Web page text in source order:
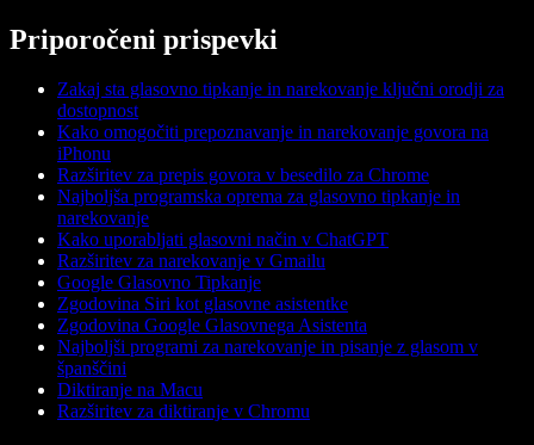
Priporočeni prispevki
Zakaj sta glasovno tipkanje in narekovanje ključni orodji za
dostopnost
Kako omogočiti prepoznavanje in narekovanje govora na
iPhonu
Razširitev za prepis govora v besedilo za Chrome
Najboljša programska oprema za glasovno tipkanje in
narekovanje
Kako uporabljati glasovni način v ChatGPT
Razširitev za narekovanje v Gmailu
Google Glasovno Tipkanje
Zgodovina Siri kot glasovne asistentke
Zgodovina Google Glasovnega Asistenta
Najboljši programi za narekovanje in pisanje z glasom v
španščini
Diktiranje na Macu
Razširitev za diktiranje v Chromu